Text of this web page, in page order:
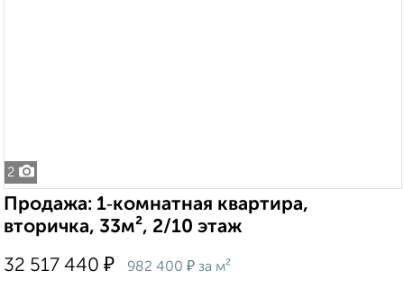
2
Продажа: 1‑комнатная квартира,
вторичка, 33м², 2/10 этаж
32 517 440 ₽ 982 400 ₽ за м²